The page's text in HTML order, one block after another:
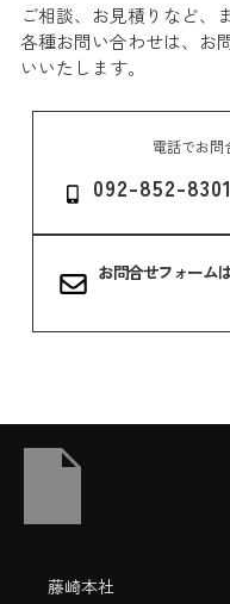
ご相談、お見積りなど、
各種お問い合わせは、お
いいたします。
電話でお問
092-852-8301
お問合せフォーム
藤崎本社